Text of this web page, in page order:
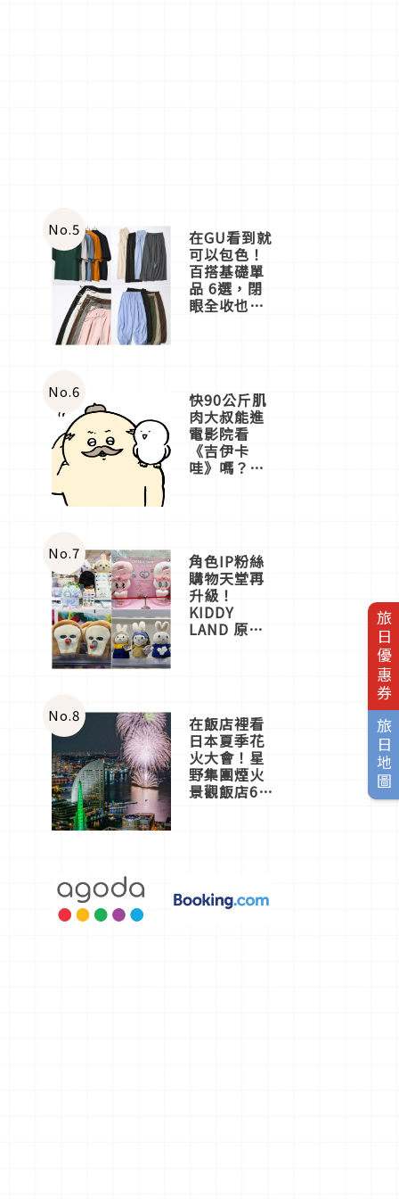
旅日優惠券
旅日地圖
No.5 在GU看到就
可以包色！
百搭基礎單
品 6選，閉
眼全收也不
No.6 快90公斤肌
肉大叔能進
電影院看
《吉伊卡
哇》嗎？日
一同給出了
答案
No.7 角色IP粉絲
購物天堂再
升級！
KIDDY
LAND 原宿
店3分即達
No.8 在飯店裡看
日本夏季花
火大會！星
野集團煙火
景觀飯店6